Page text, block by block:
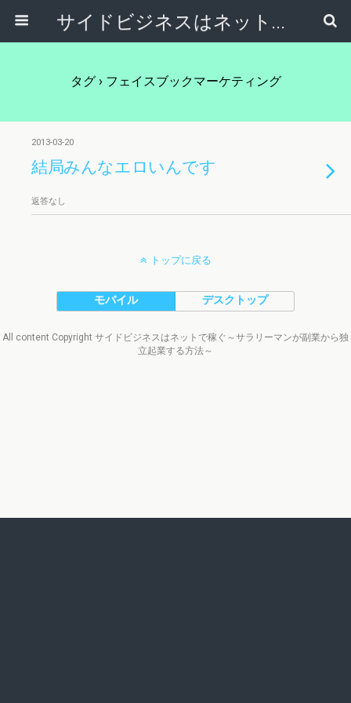
サイドビジネスはネットで稼ぐ～サラリーマンが副業から独立起業する方法～
タグ › フェイスブックマーケティング
2013-03-20
結局みんなエロいんです
返答なし
トップに戻る
モバイル デスクトップ
All content Copyright サイドビジネスはネットで稼ぐ～サラリーマンが副業から独
立起業する方法～